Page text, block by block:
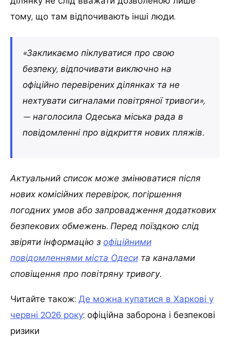
тому, що там відпочивають інші люди.
«Закликаємо піклуватися про свою
безпеку, відпочивати виключно на
офіційно перевірених ділянках та не
нехтувати сигналами повітряної тривоги»,
— наголосила Одеська міська рада в
повідомленні про відкриття нових пляжів.
Актуальний список може змінюватися після
нових комісійних перевірок, погіршення
погодних умов або запровадження додаткових
безпекових обмежень. Перед поїздкою слід
звіряти інформацію з офіційними
повідомленнями міста Одеси та каналами
сповіщення про повітряну тривогу.
Читайте також: Де можна купатися в Харкові у
червні 2026 року: офіційна заборона і безпекові
ризики